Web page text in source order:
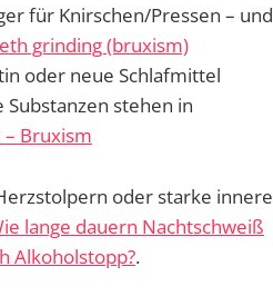
für Knirschen/Pressen – und
grinding (bruxism)
oder neue Schlafmittel
stehen in
– Bruxism
oder starke innere
lange dauern Nachtschweiß
Alkoholstopp?.